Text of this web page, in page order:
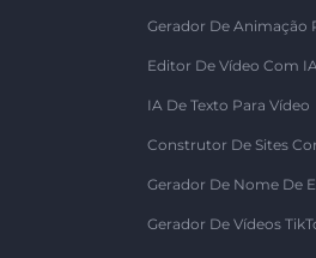
Gerador De Animação
Editor De Vídeo Com IA
IA De Texto Para Vídeo
Construtor De Sites
Gerador De Nome De
Gerador De Vídeos